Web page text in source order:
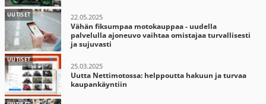
UUTISET 22.05.2025
Vähän fiksumpaa motokauppaa - uudella
palvelulla ajoneuvo vaihtaa omistajaa turvallisesti
ja sujuvasti
UUTISET
25.03.2025
Uutta Nettimotossa: helppoutta hakuun ja turvaa
kaupankäyntiin